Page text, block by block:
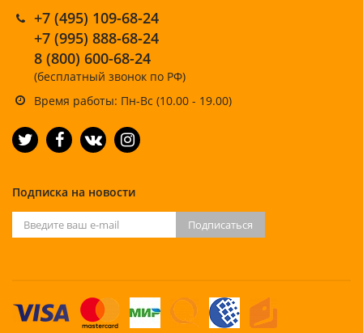
+7 (495) 109-68-24
+7 (995) 888-68-24
8 (800) 600-68-24
(бесплатный звонок по РФ)
Время работы: Пн-Вс (10.00 - 19.00)
Подписка на новости
Подписаться